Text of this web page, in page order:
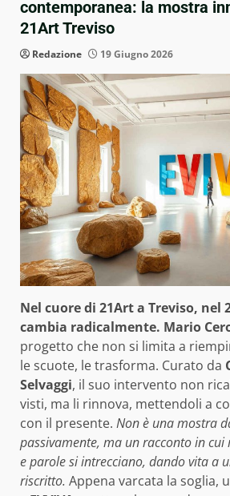
contemporanea: la mostra
21Art Treviso
Redazione 19 Giugno 2026
Nel cuore di 21Art a Treviso, nel
cambia radicalmente. Mario
progetto che non si limita a
le scuote, le trasforma. Curato da
Selvaggi, il suo intervento non
visti, ma li rinnova, mettendoli a
con il presente. Non è una mostra
passivamente, ma un racconto in
e parole si intrecciano, dando vita a
riscritto. Appena varcata la soglia,